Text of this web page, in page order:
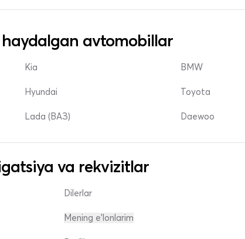
avtomobillar
Kia
Hyundai
Lada (ВАЗ)
BMW
Toyota
Daewoo
va rekvizitlar
Dilerlar
Mening e'lonlarim